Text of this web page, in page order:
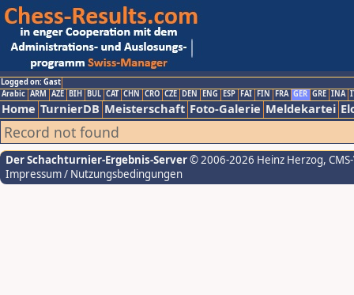
Logged on: Gast
Arabic ARM AZE BIH BUL CAT CHN CRO CZE DEN ENG ESP FAI FIN FRA GER GRE INA
Home TurnierDB Meisterschaft Foto-Galerie Meldekartei
Record not found
Der Schachturnier-Ergebnis-Server© 2006-2026 Heinz Herzog,
Impressum / Nutzungsbedingungen